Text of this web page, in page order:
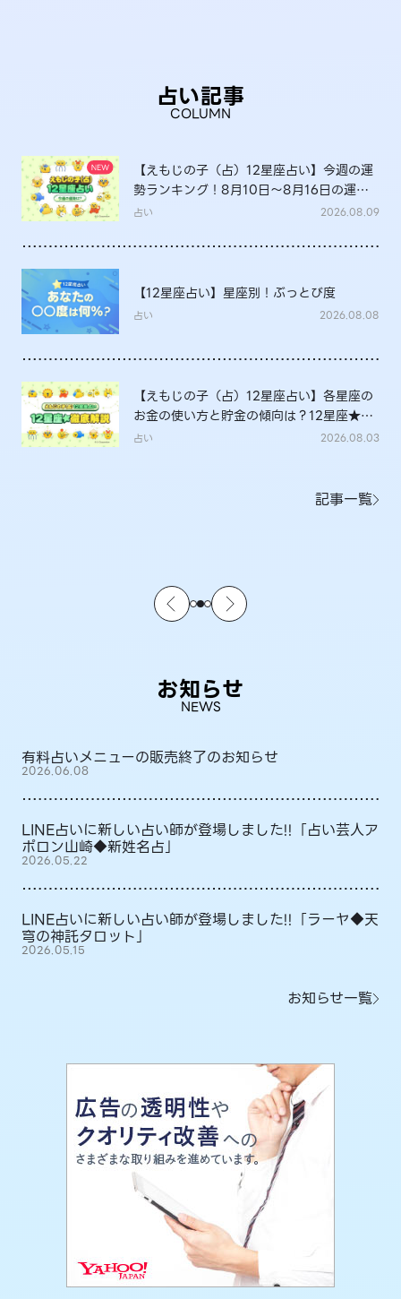
占い記事
COLUMN
【えもじの子（占）12星座占い】今週の運
勢ランキング！8月10日～8月16日の運勢
は？
占い 2026.08.09
【12星座占い】星座別！ぶっとび度
占い 2026.08.08
【えもじの子（占）12星座占い】各星座の
お金の使い方と貯金の傾向は？12星座★徹
底解説
占い 2026.08.03
記事一覧
お知らせ
NEWS
有料占いメニューの販売終了のお知らせ
2026.06.08
LINE占いに新しい占い師が登場しました!!「占い芸人ア
ポロン山崎◆新姓名占」
2026.05.22
LINE占いに新しい占い師が登場しました!!「ラーヤ◆天
穹の神託タロット」
2026.05.15
お知らせ一覧